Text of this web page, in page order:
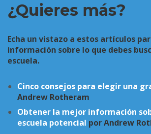
¿Quieres más?
Echa un vistazo a estos artículos
información sobre lo que debes
escuela.
Cinco consejos para elegir una
Andrew Rotheram
Obtener la mejor información
escuela potencial por Andrew